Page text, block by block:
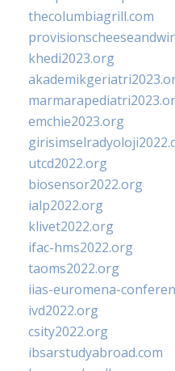
thecolumbiagrill.com
khedi2023.org
emchie2023.org
utcd2022.org
biosensor2022.org
ialp2022.org
klivet2022.org
ifac-hms2022.org
taoms2022.org
iias-euromena-
ivd2022.org
csity2022.org
ibsarstudyabroad.com